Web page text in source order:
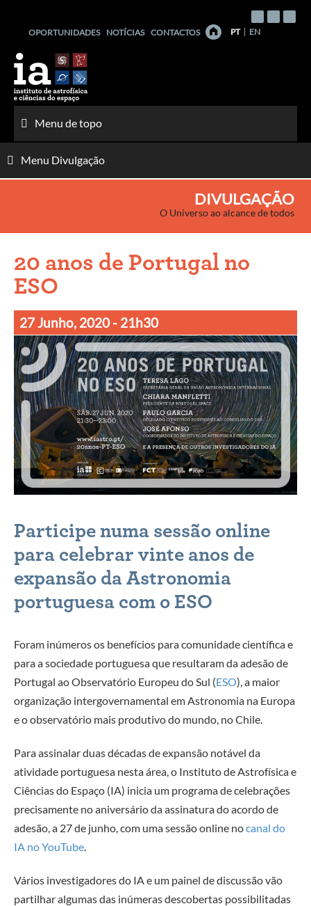
conteúdo
OPORTUNIDADES NOTÍCIAS CONTACTOS PT EN
Menu de topo
Menu Divulgação
DIVULGAÇÃO
O Universo ao alcance de todos
20 anos de Portugal no
ESO
27 Junho, 2020- 21h30
Participe numa sessão online
para celebrar vinte anos de
expansão da Astronomia
portuguesa com o ESO
Foram inúmeros os benefícios para comunidade científica e
para a sociedade portuguesa que resultaram da adesão de
Portugal ao Observatório Europeu do Sul (ESO), a maior
organização intergovernamental em Astronomia na Europa
e o observatório mais produtivo do mundo, no Chile.
Para assinalar duas décadas de expansão notável da
atividade portuguesa nesta área, o Instituto de Astrofísica e
Ciências do Espaço (IA) inicia um programa de celebrações
precisamente no aniversário da assinatura do acordo de
adesão, a 27 de junho, com uma sessão online nocanal do
IA no YouTube.
Vários investigadores do IA e um painel de discussão vão
partilhar algumas das inúmeras descobertas possibilitadas